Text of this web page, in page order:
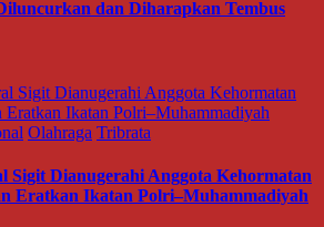
dan Diharapkan Tembus
Olahraga Tribrata
Sigit Dianugerahi Anggota Kehormatan
Eratkan Ikatan Polri–Muhammadiyah